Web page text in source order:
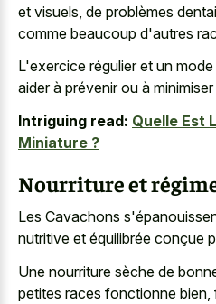
et visuels, de problèmes
comme beaucoup d'autres
L'exercice régulier et un
aider à prévenir ou à
Intriguing read: Quelle Est
Miniature ?
Nourriture et
Les Cavachons
nutritive et équilibrée conçue
Une nourriture sèche de
petites races fonctionne bien,